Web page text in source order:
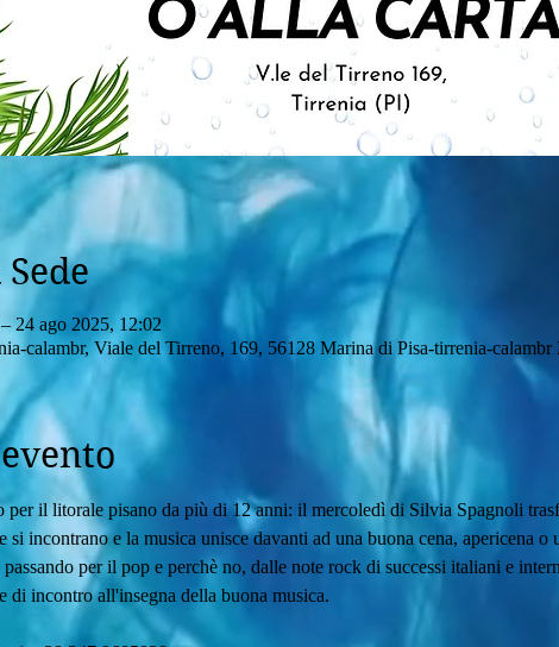
24 ago 2025, 12:02
calambr, Viale del Tirreno, 169, 56128 Marina di Pisa-tirrenia-calambr
per il litorale pisano da più di 12 anni: il mercoledì di Silvia Spagnoli
si incontrano e la musica unisce davanti ad una buona cena, apericena o
per il pop e perchè no, dalle note rock di successi italiani e
di incontro all'insegna della buona musica.